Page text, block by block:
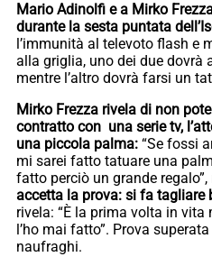
Mario Adinolfi e a Mirko
durante la sesta puntata
l’immunità al televoto flash e
alla griglia, uno dei due dovrà
mentre l’altro dovrà farsi un
Mirko Frezza rivela di non
contratto con una serie tv,
una piccola palma: “Se fossi
mi sarei fatto tatuare una
fatto perciò un grande
accetta la prova: si fa tagliare
rivela: “È la prima volta in vita
l’ho mai fatto”. Prova
naufraghi.